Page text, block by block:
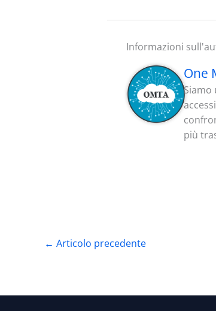
Informazioni
One
Siamo
più
← Articolo precedente